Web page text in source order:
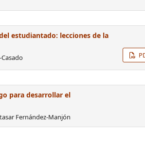
estudiantado: lecciones de la
para desarrollar el
Fernández-Manjón